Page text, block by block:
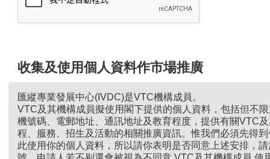
收集及使用個人資料作市場推廣
匯縱專業發展中心(IVDC)是VTC機構成員。
VTC及其機構成員擬使用閣下提供的個人資料，包括但不
機號碼、電郵地址、通訊地址及教育程度，提供有關VTC
程、服務、招生及活動的相關推廣資訊。惟我們必須先得
此使用你的個人資料，所以請你表明是否同意上述安排，